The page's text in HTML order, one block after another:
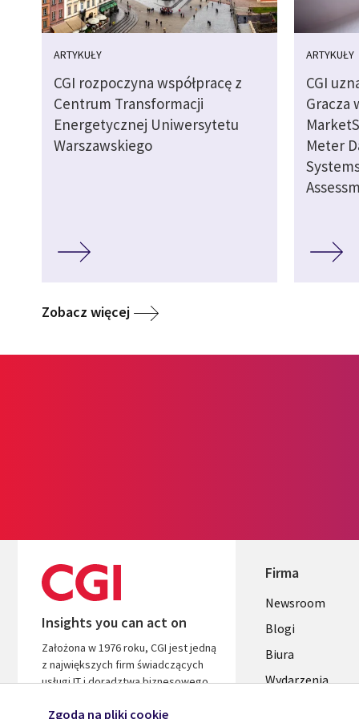
ARTYKUŁY
CGI rozpoczyna współpracę z
Centrum Transformacji
Energetycznej Uniwersytetu
Warszawskiego
ARTYKUŁY
CGI
Gracza
Meter
Zobacz więcej
Insights you can act on
Założona w 1976 roku, CGI jest jedną
z największych firm świadczących
usługi IT i doradztwa biznesowego
na wnioski i wyniki, aby przyspieszyć
Firma
Useful
links
SECTIONS
POLSKA
Newsroom
Blogi
Biura
Wydarzenia
Zgoda na pliki cookie